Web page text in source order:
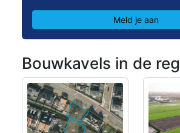
Meld je aan
Bouwkavels in de